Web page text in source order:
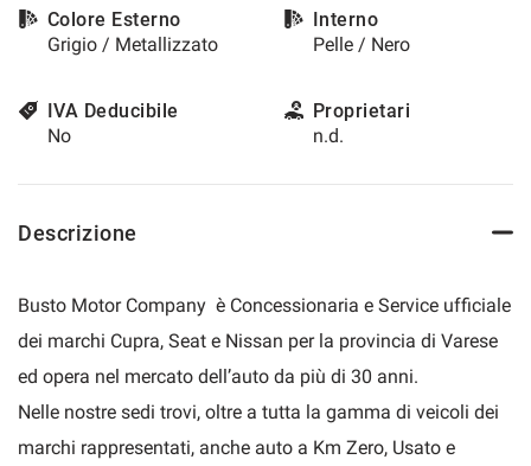
Colore Esterno
Grigio / Metallizzato
Interno
Pelle / Nero
IVA Deducibile
No
Proprietari
n.d.
Descrizione
Busto Motor Company è Concessionaria e Service ufficiale
dei marchi Cupra, Seat e Nissan per la provincia di Varese
ed opera nel mercato dell’auto da più di 30 anni.
Nelle nostre sedi trovi, oltre a tutta la gamma di veicoli dei
marchi rappresentati, anche auto a Km Zero, Usato e
questi
strumenti
si
rimanda
cookie
Puoi
modificare
le
tue
scelte
in
qualsiasi
momento.